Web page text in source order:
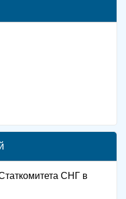
СНГ в